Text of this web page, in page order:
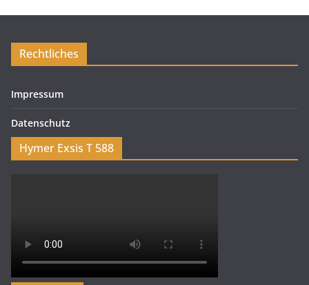
Rechtliches
Impressum
Datenschutz
Hymer Exsis T 588